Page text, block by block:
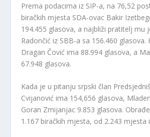
Prema podacima iz SIP-a, na 76,52
biračkih mjesta SDA-ovac Bakir
194.455 glasova, a najbliži pratitelj mu
Radončić iz SBB-a sa 156.460 glasova.
Dragan Čović ima 88.994 glasova, a
67.948 glasova.
Kada je u pitanju srpski član
Cvijanović ima 154,656 glasova,
Goran Zmijanjac 9.853 glasova.
1.167 biračkih mjesta, od 2.243 mjesta